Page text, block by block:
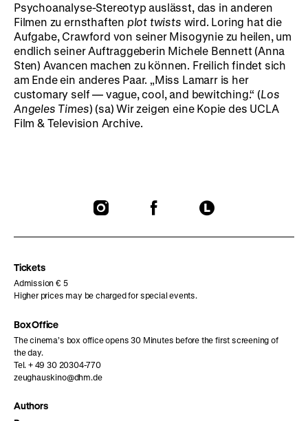
Psychoanalyse-Stereotyp auslässt, das in anderen
Filmen zu ernsthaften plot twists wird. Loring hat die
Aufgabe, Crawford von seiner Misogynie zu heilen, um
endlich seiner Auftraggeberin Michele Bennett (Anna
Sten) Avancen machen zu können. Freilich findet sich
am Ende ein anderes Paar. „Miss Lamarr is her
customary self — vague, cool, and bewitching.“ (Los
Angeles Times) (sa) Wir zeigen eine Kopie des UCLA
Film & Television Archive.
To
To
To
Tickets
Admission € 5
Higher prices may be charged for special events.
Box Office
The cinema’s box office opens 30 Minutes before the first screening of
the day.
Tel. + 49 30 20304-770
zeughauskino@dhm.de
Authors